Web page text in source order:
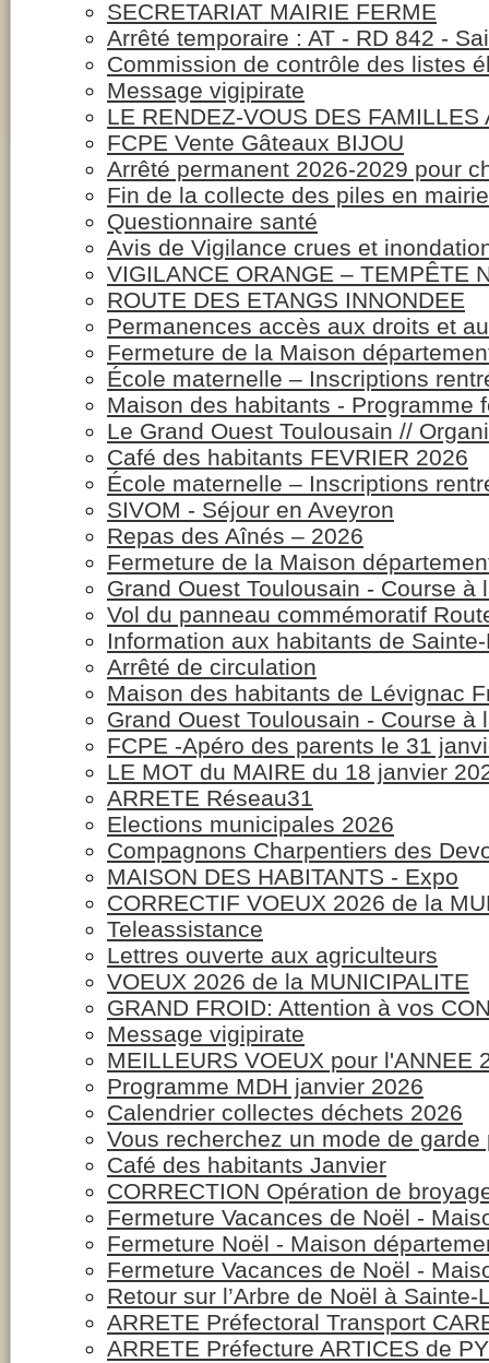
SECRETARIAT MAIRIE FERME
Arrêté temporaire : AT - RD 842 -
Commission de contrôle des listes
Message vigipirate
LE RENDEZ-VOUS DES FAMILLES
FCPE Vente Gâteaux BIJOU
Arrêté permanent 2026-2029 pour
Fin de la collecte des piles en mairie
Questionnaire santé
Avis de Vigilance crues et
VIGILANCE ORANGE – TEMPÊTE
ROUTE DES ETANGS INNONDEE
Permanences accès aux droits et
Fermeture de la Maison
École maternelle – Inscriptions
Maison des habitants - Programme
Le Grand Ouest Toulousain //
Café des habitants FEVRIER 2026
École maternelle – Inscriptions
SIVOM - Séjour en Aveyron
Repas des Aînés – 2026
Fermeture de la Maison
Grand Ouest Toulousain - Course à
Vol du panneau commémoratif
Information aux habitants de
Arrêté de circulation
Maison des habitants de Lévignac
Grand Ouest Toulousain - Course à
FCPE -Apéro des parents le 31
LE MOT du MAIRE du 18 janvier
ARRETE Réseau31
Elections municipales 2026
Compagnons Charpentiers des
MAISON DES HABITANTS - Expo
CORRECTIF VOEUX 2026 de la
Teleassistance
Lettres ouverte aux agriculteurs
VOEUX 2026 de la MUNICIPALITE
GRAND FROID: Attention à vos
Message vigipirate
MEILLEURS VOEUX pour l'ANNEE
Programme MDH janvier 2026
Calendrier collectes déchets 2026
Vous recherchez un mode de
Café des habitants Janvier
CORRECTION Opération de
Fermeture Vacances de Noël -
Fermeture Noël - Maison
Fermeture Vacances de Noël -
Retour sur l’Arbre de Noël à Sainte-
ARRETE Préfectoral Transport
ARRETE Préfecture ARTICES de